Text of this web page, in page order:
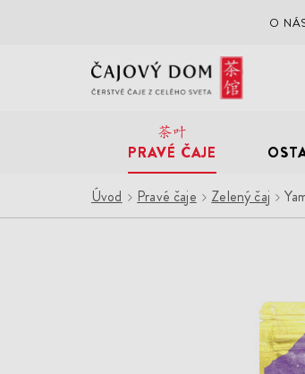
O
Čajový
Dom
PRAVÉ ČAJE
Úvod Pravé čaje Zelený čaj